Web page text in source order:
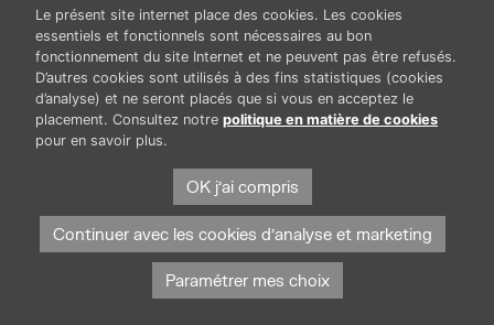
info@ledelta.be
BOUTIQUE
Protection des données et cookies
Mentions légales
Le présent site internet place des cookies. Les cookies
essentiels et fonctionnels sont nécessaires au bon
fonctionnement du site Internet et ne peuvent pas être refusés.
D’autres cookies sont utilisés à des fins statistiques (cookies
d’analyse) et ne seront placés que si vous en acceptez le
placement. Consultez notre politique en matière de cookies
pour en savoir plus.
OK j'ai compris
Continuer avec les cookies d'analyse et marketing
Paramétrer mes choix